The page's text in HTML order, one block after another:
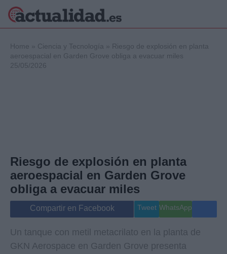
Internacional
Viajes
Gente
Musica
Home » Ciencia y Tecnología » Riesgo de explosión en planta
aeroespacial en Garden Grove obliga a evacuar miles
25/05/2026
Riesgo de explosión en planta
aeroespacial en Garden Grove
obliga a evacuar miles
Compartir en Facebook Tweet WhatsApp
Un tanque con metil metacrilato en la planta de
GKN Aerospace en Garden Grove presenta